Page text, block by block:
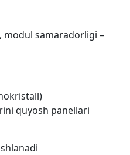
modul samaradorligi –
quyosh panellari